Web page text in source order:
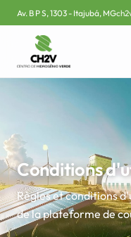
Av. B P S, 1303 - Itajubá, MG
Conditions
Règles et conditions
de la plateforme de